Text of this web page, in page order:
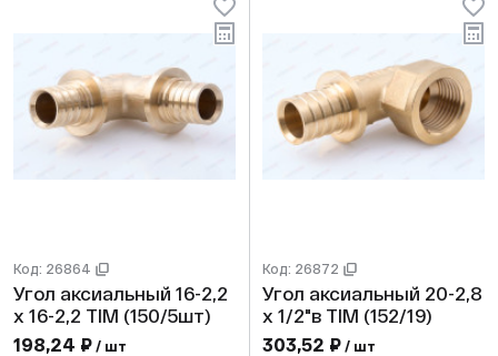
Код: 26864
Угол аксиальный 16-2,2
х 16-2,2 TIM (150/5шт)
198,24 ₽ / шт
Код: 26872
Угол аксиальный 20-2,8
х 1/2"в TIM (152/19)
303,52 ₽ / шт